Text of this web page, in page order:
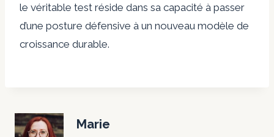
le véritable test réside dans sa capacité à passer
d’une posture défensive à un nouveau modèle de
croissance durable.
Marie